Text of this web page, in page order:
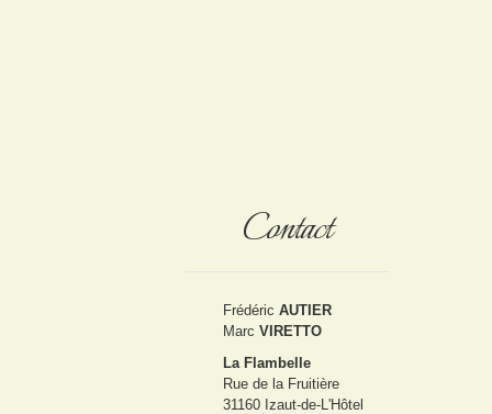
Contact
Frédéric AUTIER
Marc VIRETTO
La Flambelle
Rue de la Fruitière
31160 Izaut-de-L'Hôtel